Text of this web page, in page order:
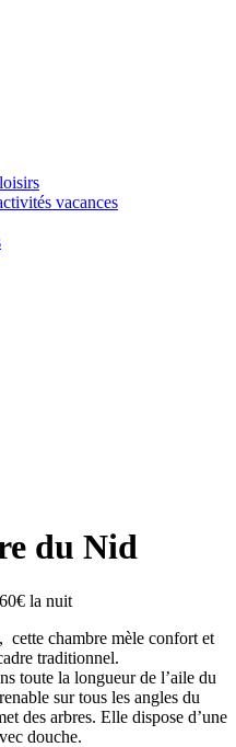
vacances
du Nid
la nuit
cette chambre mèle confort et
traditionnel.
toute la longueur de l’aile du
sur tous les angles du
des arbres. Elle dispose d’une
douche.